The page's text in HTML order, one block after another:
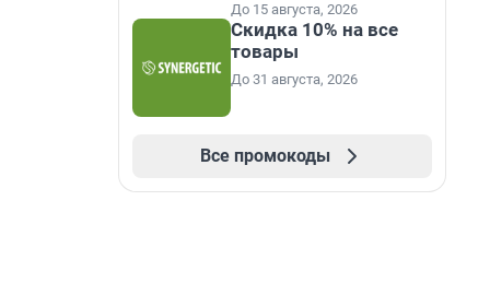
До 15 августа, 2026
Скидка 10% на все
товары
До 31 августа, 2026
Все промокоды